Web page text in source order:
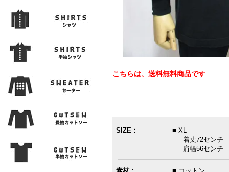
こちらは、送料無料商品です
SIZE：
■ XL
着丈72センチ
肩幅56センチ